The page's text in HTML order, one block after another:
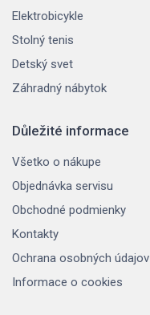
Elektrobicykle
Stolný tenis
Detský svet
Záhradný nábytok
Důležité informace
Všetko o nákupe
Objednávka servisu
Obchodné podmienky
Kontakty
Ochrana osobných údajov
Informace o cookies